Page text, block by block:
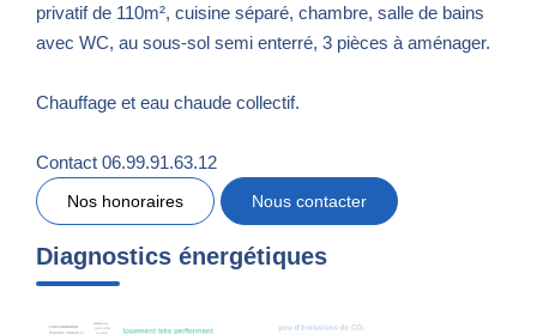
privatif de 110m², cuisine séparé, chambre, salle de bains
avec WC, au sous-sol semi enterré, 3 pièces à aménager.
Chauffage et eau chaude collectif.
Contact 06.99.91.63.12
Nos honoraires Nous contacter
Diagnostics énergétiques